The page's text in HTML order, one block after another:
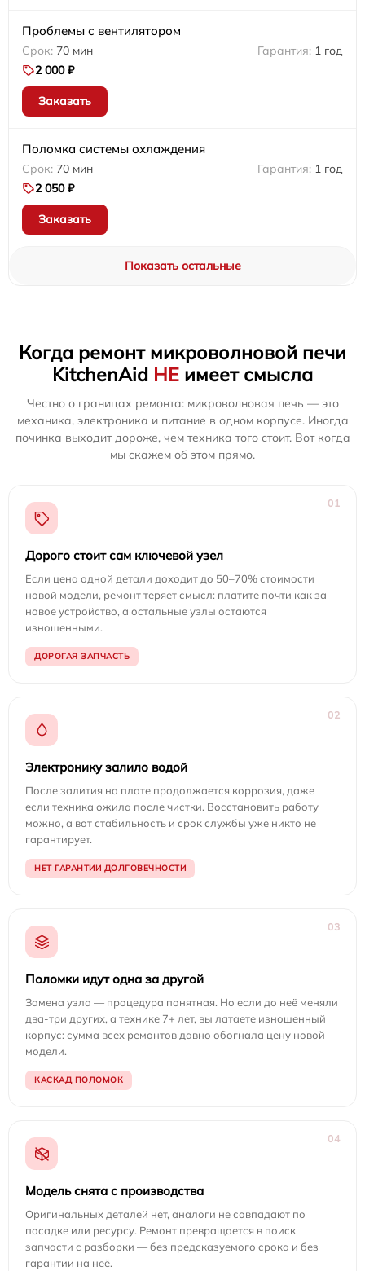
Проблемы с вентилятором
70 мин
1 год
2 000 ₽
Заказать
Поломка системы охлаждения
70 мин
1 год
2 050 ₽
Заказать
Показать остальные
Когда ремонт микроволновой печи
KitchenAid НЕ имеет смысла
Честно о границах ремонта: микроволновая печь — это
механика, электроника и питание в одном корпусе. Иногда
починка выходит дороже, чем техника того стоит. Вот когда
мы скажем об этом прямо.
01
Дорого стоит сам ключевой узел
Если цена одной детали доходит до 50–70% стоимости
новой модели, ремонт теряет смысл: платите почти как за
новое устройство, а остальные узлы остаются
изношенными.
ДОРОГАЯ ЗАПЧАСТЬ
02
Электронику залило водой
После залития на плате продолжается коррозия, даже
если техника ожила после чистки. Восстановить работу
можно, а вот стабильность и срок службы уже никто не
гарантирует.
НЕТ ГАРАНТИИ ДОЛГОВЕЧНОСТИ
03
Поломки идут одна за другой
Замена узла — процедура понятная. Но если до неё меняли
два-три других, а технике 7+ лет, вы латаете изношенный
корпус: сумма всех ремонтов давно обогнала цену новой
модели.
КАСКАД ПОЛОМОК
04
Модель снята с производства
Оригинальных деталей нет, аналоги не совпадают по
посадке или ресурсу. Ремонт превращается в поиск
запчасти с разборки — без предсказуемого срока и без
гарантии на неё.